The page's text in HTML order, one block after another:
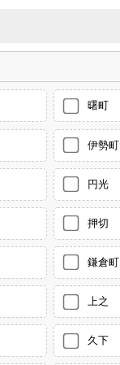
曙町
伊勢町
円光
押切
鎌倉町
上之
久下